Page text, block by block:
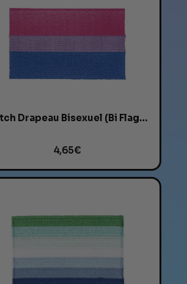
Patch Drapeau Bisexuel (Bi Flag) -...
4,65 €